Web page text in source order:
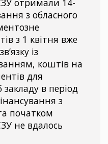
отримали 14-
з обласного
з 1 квітня вже
із
коштів на
для
в період
з
початком
не вдалось